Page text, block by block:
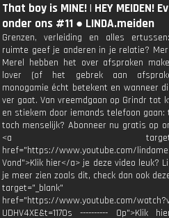
That boy is MINE! | HEY MEIDEN!
onder ons #11 ● LINDA.meiden
Grenzen, verleiding en alles
ruimte geef je anderen in je relatie?
Merel hebben het over afspraken
lover (of het gebrek aan
monogamie écht betekent en wanneer
ver gaat. Van vreemdgaan op Grindr tot
en stiekem door iemands telefoon gaan:
toch menselijk? Abonneer nu gratis op
<a
href="https://www.youtube.com/
Vond">Klik hier</a> je deze video leuk?
je meer zien zoals dit, check dan ook
target="_blank"
href="https://www.youtube.com/
UDHV4XE&t=1170s ---------- Op">Klik